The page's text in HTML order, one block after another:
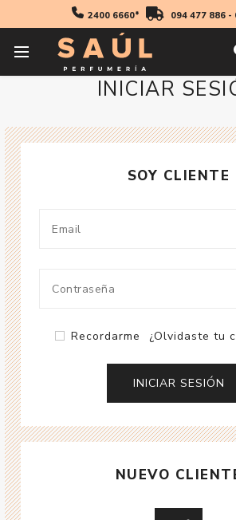
2400 6660* 094 477 886-
INICIAR
SOY CLIENTE
Recordarme ¿Olvidaste tu
NUEVO